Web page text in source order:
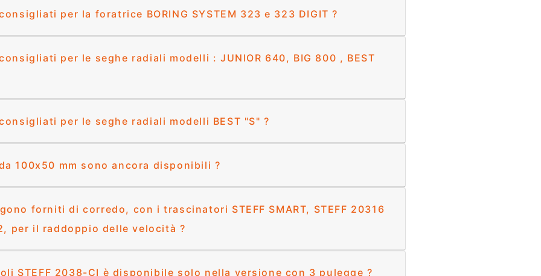
per la foratrice BORING SYSTEM 323 e 323 DIGIT ?
per le seghe radiali modelli : JUNIOR 640, BIG 800 , BEST
per le seghe radiali modelli BEST "S" ?
100x50 mm sono ancora disponibili ?
forniti di corredo, con i trascinatori STEFF SMART, STEFF 20316
per il raddoppio delle velocità ?
STEFF 2038-CI è disponibile solo nella versione con 3 pulegge ?